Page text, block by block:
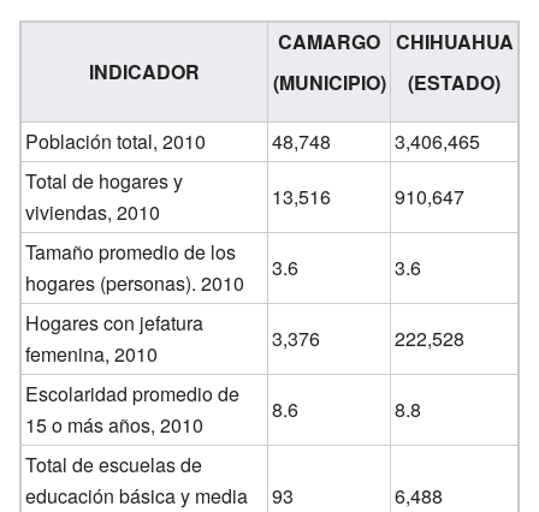
INDICADOR
CAMARGO
(MUNICIPIO)
CHIHUAHUA
(ESTADO)
Población total, 2010 48,748
3,406,465
Total de hogares y
viviendas, 2010
13,516
910,647
Tamaño promedio de los
hogares (personas). 2010
3.6
3.6
Hogares con jefatura
femenina, 2010
3,376
222,528
Escolaridad promedio de
15 o más años, 2010
8.6
8.8
Total de escuelas de
educación básica y media
93 6,488